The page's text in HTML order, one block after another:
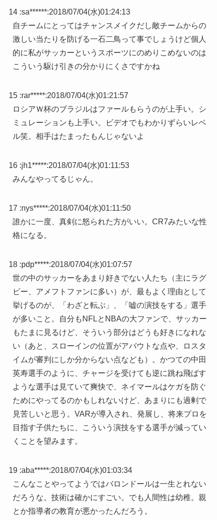
14 :sa******:2018/07/04(水)01:24:13
自チームにとってはチャンスメイクだし敵チームからの
激しい当たりを防げる一石二鳥って事でしょうけど個人
的に私がサッカーというスポーツにのめりこめないのは
こういう駆け引きの分かりにくさですかね
15 :rar*****:2018/07/04(水)01:21:57
ロシアＷ杯のブラジルはファールもらうのが上手い。シ
ミュレーションも上手い。ビデオでもわかりずらいレベ
ル笑。相手はたまったもんじゃないよ
16 :jh1*****:2018/07/04(水)01:11:53
みんなやってるじゃん。
17 :nys*****:2018/07/04(水)01:11:50
誰かに一度、真剣に怒られた方がいい。CR7みたいな性
格になる。
18 :pdp*****:2018/07/04(水)01:07:57
世の中のサッカーをあまり好きでない人たち（主にラグ
ビー、アメフトファンに多い）が、最もよく理由として
挙げるのが、「わざと転ぶ」、「嘘の演技をする」選手
が多いこと。自分もNFLとNBAの大ファンで、サッカー
もたまに見るけど、そういう部分はどうも好きになれな
い（あと、スローインの位置がアバウトな点や、ロスタ
イムが審判にしか分からない点なども）。かつての中田
英寿選手のように、チャージを受けても逆に跳ね飛ばす
ような選手は見ていて爽快で、ネイマールはケガを防ぐ
ためにやってるのかもしれないけど、あまりにも過剰で
見苦しいと思う。VARが導入され、発展し、将来プロを
目指す子供たちに、こういう演技をする選手が減ってい
くことを望みます。
19 :aba*****:2018/07/04(水)01:03:34
こんなことやってようではバロンドールは一生とれない
だろうな。技術は確かにすごい。でも人間性は幼稚。親
とか指導者の教育が悪かったんだろう。